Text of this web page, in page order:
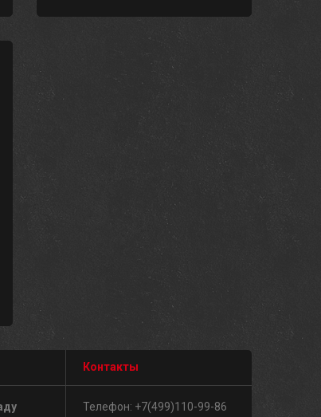
Контакты
Телефон: +7(499)110-99-86